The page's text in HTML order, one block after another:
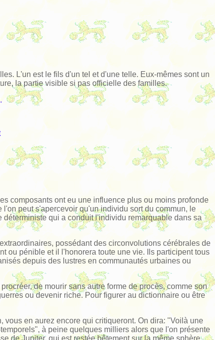
L'un est le fils d'un tel et d'une telle. Eux-mêmes sont un
la partie visible si pas officielle des familles.
composants ont eu une influence plus ou moins profonde
peut s'apercevoir qu'un individu sort du commun, le
qui a conduit l'individu remarquable dans sa
possédant des circonvolutions cérébrales de
ou pénible et il l'honorera toute une vie. Ils participent tous
depuis des lustres en communautés urbaines ou
de mourir sans autre forme de procès, comme son
ou devenir riche. Pour figurer au dictionnaire ou être
vous en aurez encore qui critiqueront. On dira: "Voilà une
à peine quelques milliers alors que l'on présente
de Jupiter, qui est restée bêtement sur la même sphère